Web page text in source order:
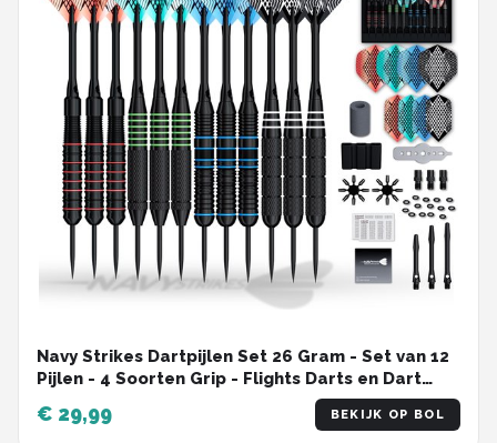
Navy Strikes Dartpijlen Set 26 Gram - Set van 12
Pijlen - 4 Soorten Grip - Flights Darts en Dart
Shafts - Darten - 108 Delige Set - Incl Add-a-
Gram 27 Gram
€ 29,99 BEKIJK OP BOL